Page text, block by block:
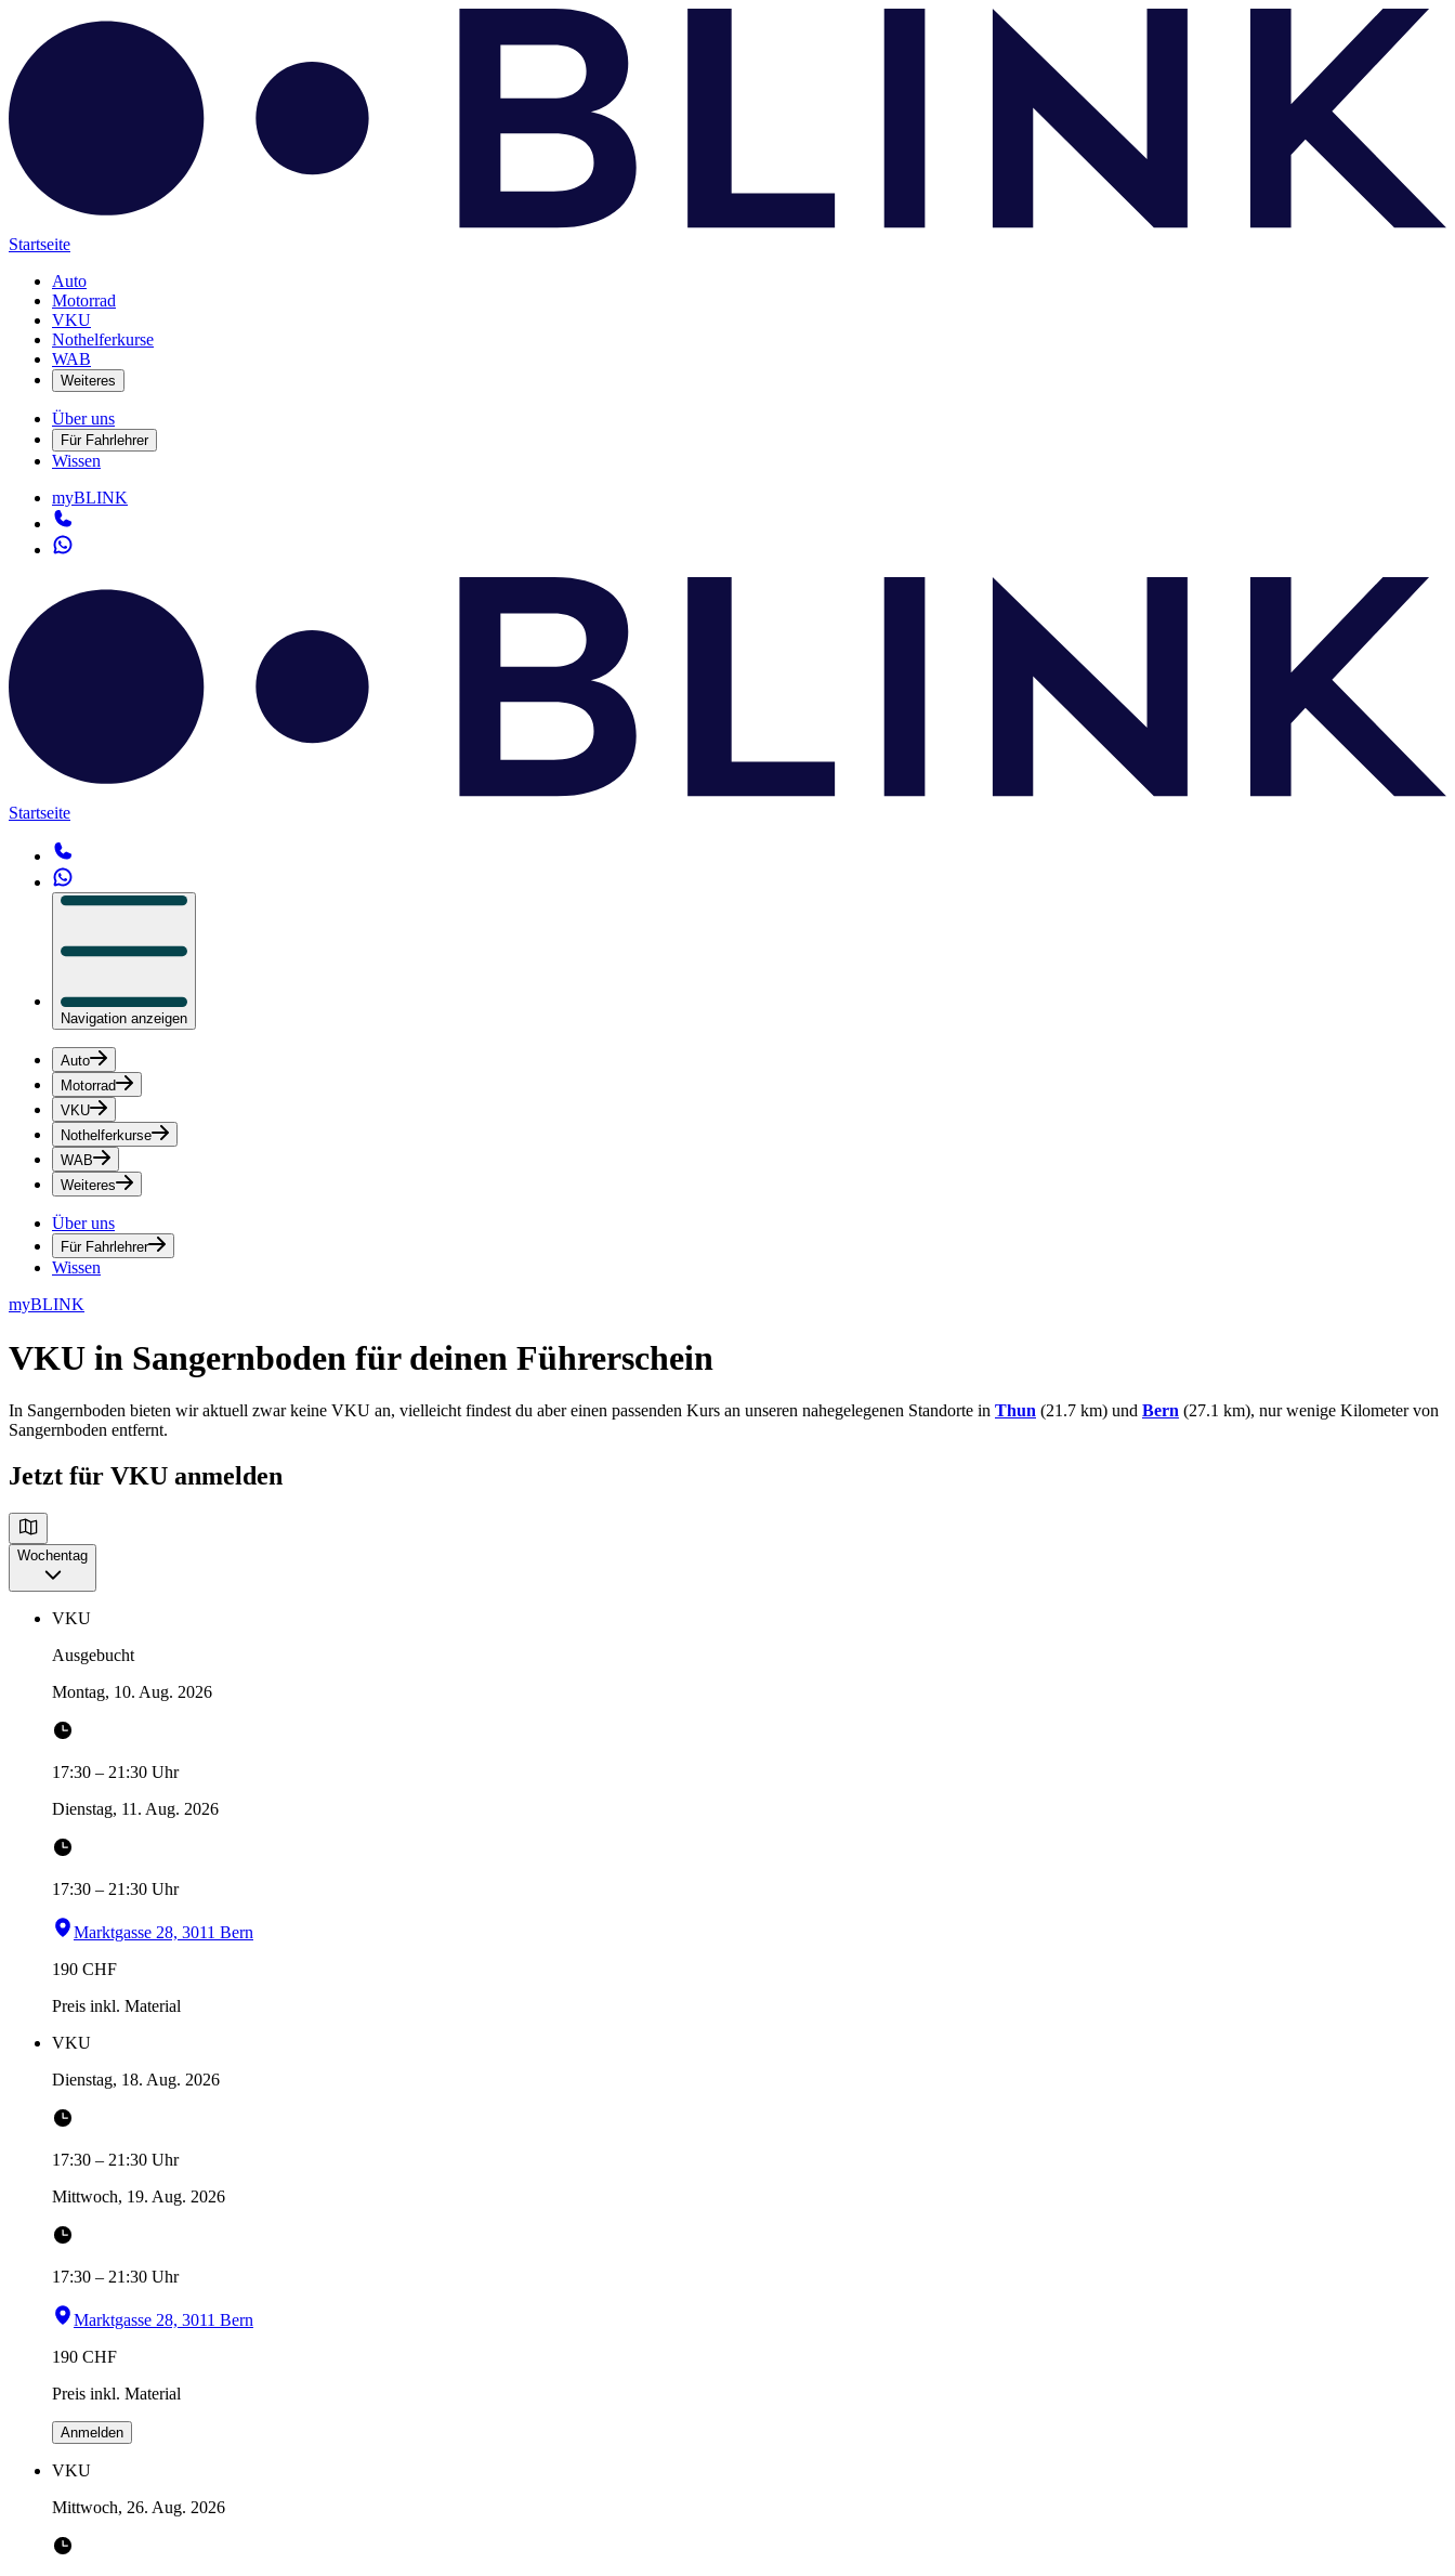
Startseite
Auto
Motorrad
VKU
Nothelferkurse
WAB
Weiteres
Über uns
Für Fahrlehrer
Wissen
myBLINK
Startseite
Navigation anzeigen
Auto
Motorrad
VKU
Nothelferkurse
WAB
Weiteres
Über uns
Für Fahrlehrer
Wissen
myBLINK
VKU in Sangernboden für deinen Führerschein
In Sangernboden bieten wir aktuell zwar keine VKU an, vielleicht findest du aber einen passenden Kurs an unseren nahegelegenen Standorte in Thun (21.7 km) und Bern (27.1 km), nur wenige Kilometer von
Sangernboden entfernt.
Jetzt für VKU anmelden
Wochentag
VKU
Ausgebucht
Montag, 10. Aug. 2026
17:30 – 21:30 Uhr
Dienstag, 11. Aug. 2026
17:30 – 21:30 Uhr
Marktgasse 28, 3011 Bern
190 CHF
Preis inkl. Material
VKU
Dienstag, 18. Aug. 2026
17:30 – 21:30 Uhr
Mittwoch, 19. Aug. 2026
17:30 – 21:30 Uhr
Marktgasse 28, 3011 Bern
190 CHF
Preis inkl. Material
Anmelden
VKU
Mittwoch, 26. Aug. 2026